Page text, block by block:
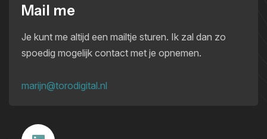
Mail me
Je kunt me altijd een mailtje sturen. Ik zal dan zo
spoedig mogelijk contact met je opnemen.
marijn@torodigital.nl